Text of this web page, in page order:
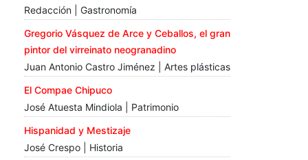
Redacción | Gastronomía
Gregorio Vásquez de Arce y Ceballos, el gran
pintor del virreinato neogranadino
Juan Antonio Castro Jiménez | Artes plásticas
El Compae Chipuco
José Atuesta Mindiola | Patrimonio
Hispanidad y Mestizaje
José Crespo | Historia